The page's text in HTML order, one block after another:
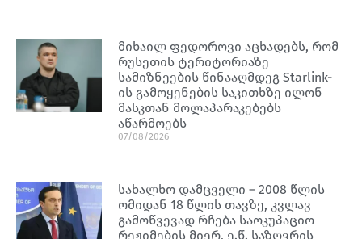
მიხაილ ფედოროვი აცხადებს, რომ
რუსეთის ტერიტორიაზე
სამიზნეების წინააღმდეგ Starlink-
ის გამოყენების საკითხზე ილონ
მასკთან მოლაპარაკებებს
აწარმოებს
07/08/2026
სახალხო დამცველი – 2008 წლის
ომიდან 18 წლის თავზე, კვლავ
გამოწვევად რჩება საოკუპაციო
რეჟიმების მიერ, ე.წ. საზღვრის